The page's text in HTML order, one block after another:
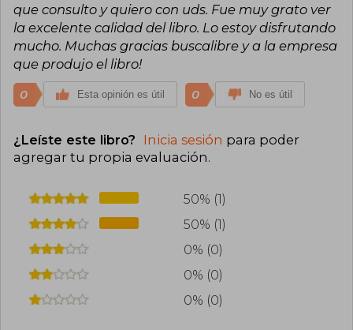
que consulto y quiero con uds. Fue muy grato ver
la excelente calidad del libro. Lo estoy disfrutando
mucho. Muchas gracias buscalibre y a la empresa
que produjo el libro!
0 Esta opinión es útil 0 No es útil
¿Leíste este libro? Inicia sesión para poder
agregar tu propia evaluación.
50% (1)
50% (1)
0% (0)
0% (0)
0% (0)